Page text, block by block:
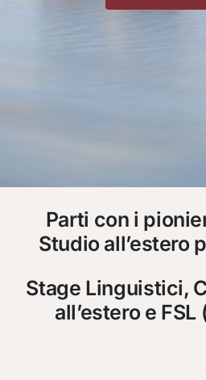
Parti con i
Studio all’estero
Stage Linguistici,
all’estero e FSL